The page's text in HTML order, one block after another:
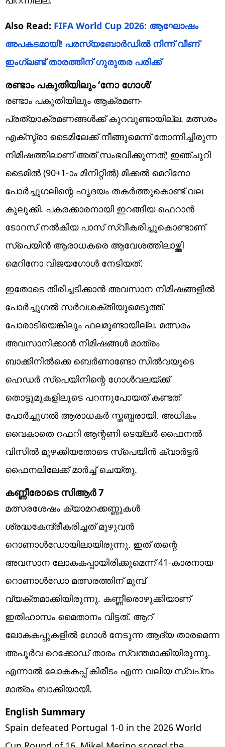
Also Read: FIFA World Cup 2026: ആഘോഷം
അപകടമായി! പരസ്യബോര്‍ഡില്‍ നിന്ന് വീണ്
ഇംഗ്ലണ്ട് താരത്തിന് ഗുരുതര പരിക്ക്‌
രണ്ടാം പകുതിയിലും ‘നോ ഗോള്‍’
രണ്ടാം പകുതിയിലും ആക്രമണ-
പ്രത്യാക്രമണങ്ങള്‍ക്ക് കുറവുണ്ടായില്ല. മത്സരം
എക്‌സ്ട്രാ ടൈമിലേക്ക് നീങ്ങുമെന്ന് തോന്നിച്ചിരുന്ന
നിമിഷത്തിലാണ് അത് സംഭവിക്കുന്നത്; ഇഞ്ചുറി
ടൈമില്‍ (90+1-ാം മിനിറ്റില്‍) മിക്കല്‍ മെറിനോ
പോര്‍ച്ചുഗലിന്റെ ഹൃദയം തകര്‍ത്തുകൊണ്ട് വല
കുലുക്കി. പകരക്കാരനായി ഇറങ്ങിയ ഫെറാന്‍
ടോറസ് നല്‍കിയ പാസ് സ്വീകരിച്ചുകൊണ്ടാണ്
സ്‌പെയിന്‍ ആരാധകരെ ആവേശത്തിലാഴ്ത്തി
മെറിനോ വിജയഗോള്‍ നേടിയത്.
ഇതോടെ തിരിച്ചടിക്കാന്‍ അവസാന നിമിഷങ്ങളില്‍
പോര്‍ച്ചുഗല്‍ സര്‍വശക്തിയുമെടുത്ത്
പോരാടിയെങ്കിലും ഫലമുണ്ടായില്ല. മത്സരം
അവസാനിക്കാന്‍ നിമിഷങ്ങള്‍ മാത്രം
ബാക്കിനില്‍ക്കെ ബെര്‍ണാണ്ടോ സില്‍വയുടെ
ഹെഡര്‍ സ്‌പെയിനിന്റെ ഗോള്‍വലയ്ക്ക്
തൊട്ടുമുകളിലൂടെ പറന്നുപോയത് കണ്ടത്
പോര്‍ച്ചുഗല്‍ ആരാധകര്‍ സ്തബ്ധരായി. അധികം
വൈകാതെ റഫറി ആന്റണി ടെയ്‌ലര്‍ ഫൈനല്‍
വിസില്‍ മുഴക്കിയതോടെ സ്‌പെയിന്‍ ക്വാര്‍ട്ടര്‍
ഫൈനലിലേക്ക് മാര്‍ച്ച് ചെയ്തു.
കണ്ണീരോടെ സിആര്‍ 7
മത്സരശേഷം ക്യാമറക്കണ്ണുകള്‍
ശ്രദ്ധകേന്ദ്രീകരിച്ചത് മുഴുവന്‍
റൊണാള്‍ഡോയിലായിരുന്നു. ഇത് തന്റെ
അവസാന ലോകകപ്പായിരിക്കുമെന്ന് 41-കാരനായ
റൊണാള്‍ഡോ മത്സരത്തിന് മുമ്പ്
വ്യക്തമാക്കിയിരുന്നു. കണ്ണീരൊഴുക്കിയാണ്
ഇതിഹാസം മൈതാനം വിട്ടത്. ആറ്
ലോകകപ്പുകളില്‍ ഗോള്‍ നേടുന്ന ആദ്യ താരമെന്ന
അപൂര്‍വ റെക്കോഡ് താരം സ്വന്തമാക്കിയിരുന്നു.
എന്നാല്‍ ലോകകപ്പ് കിരീടം എന്ന വലിയ സ്വപ്‌നം
മാത്രം ബാക്കിയായി.
English Summary
Spain defeated Portugal 1-0 in the 2026 World